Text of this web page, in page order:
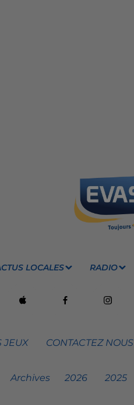
LOCALES RADIO
JEUX CONTACTEZ NOUS
Archives 2026 2025